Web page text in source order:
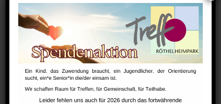
Bharathanatiyam Kindertanzgruppe
August 9 @ 10:00